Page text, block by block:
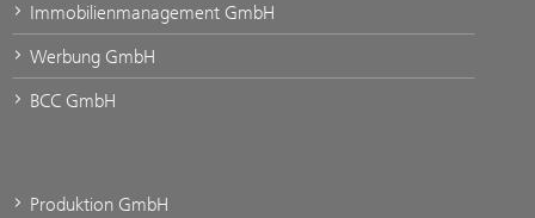
Immobilienmanagement GmbH
Werbung GmbH
BCC GmbH
Produktion GmbH